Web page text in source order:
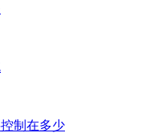
制在多少